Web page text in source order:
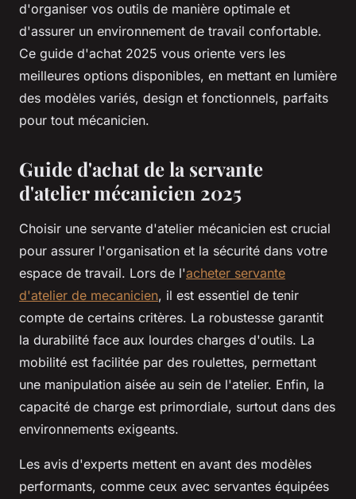
d'organiser vos outils de manière optimale et
d'assurer un environnement de travail confortable.
Ce guide d'achat 2025 vous oriente vers les
meilleures options disponibles, en mettant en lumière
des modèles variés, design et fonctionnels, parfaits
pour tout mécanicien.
Guide d'achat de la servante
d'atelier mécanicien 2025
Choisir une servante d'atelier mécanicien est crucial
pour assurer l'organisation et la sécurité dans votre
espace de travail. Lors de l'acheter servante
d'atelier de mecanicien, il est essentiel de tenir
compte de certains critères. La robustesse garantit
la durabilité face aux lourdes charges d'outils. La
mobilité est facilitée par des roulettes, permettant
une manipulation aisée au sein de l'atelier. Enfin, la
capacité de charge est primordiale, surtout dans des
environnements exigeants.
Les avis d'experts mettent en avant des modèles
performants, comme ceux avec servantes équipées